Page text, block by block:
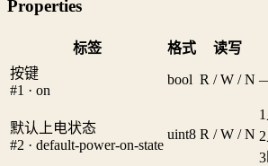
Properties
标签 格式 读写
按键
#1 · on
bool R / W / N
默认上电状态
#2 · default-power-on-state
uint8 R / W / N
1
2
3